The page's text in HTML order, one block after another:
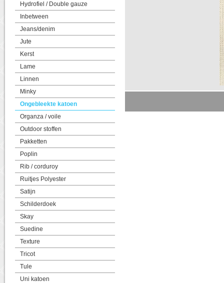
Hydrofiel / Double gauze
Inbetween
Jeans/denim
Jute
Kerst
Lame
Linnen
Minky
Ongebleekte katoen
Organza / voile
Outdoor stoffen
Pakketten
Poplin
Rib / corduroy
Ruitjes Polyester
Satijn
Schilderdoek
Skay
Suedine
Texture
Tricot
Tule
Uni katoen